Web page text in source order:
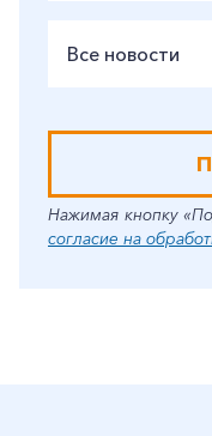
Все новости
Нажимая кнопку
согласие на